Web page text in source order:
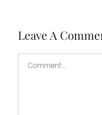
Leave A
Comment